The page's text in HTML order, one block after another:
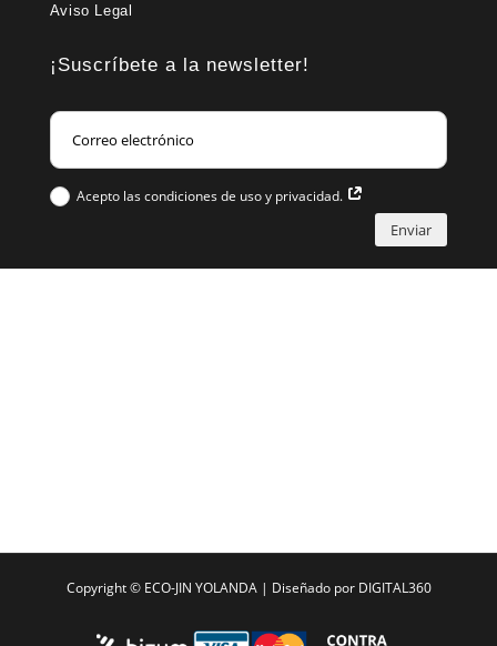
Aviso Legal
¡Suscríbete a la newsletter!
Acepto las condiciones de uso y privacidad.
Enviar
Copyright © ECO-JIN YOLANDA| Diseñado por DIGITAL360